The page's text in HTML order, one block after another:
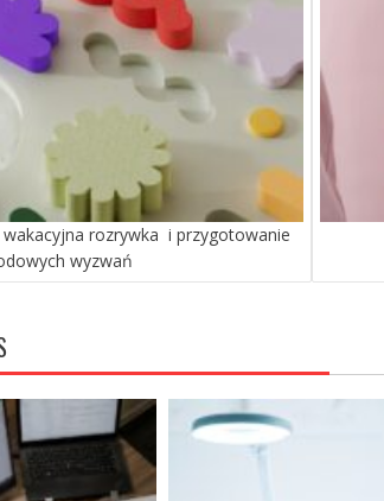
wakacyjna rozrywka i przygotowanie
wyzwań